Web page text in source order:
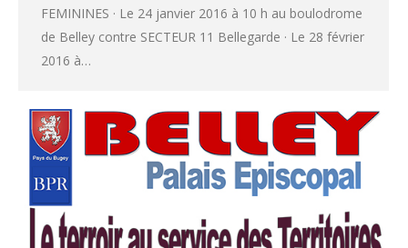
FEMININES · Le 24 janvier 2016 à 10 h au boulodrome
de Belley contre SECTEUR 11 Bellegarde · Le 28 février
2016 à…